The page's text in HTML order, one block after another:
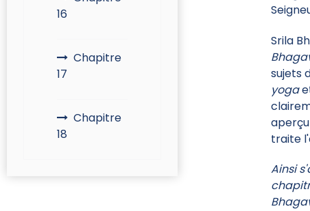
16
Chapitre
17
Chapitre
18
Srila
sujets
yoga
traite
Ainsi